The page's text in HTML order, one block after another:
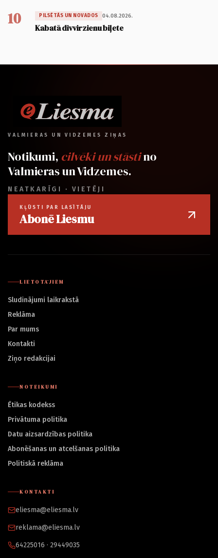
10 PILSĒTĀS UN NOVADOS 04.08.2026.
Kabatā divvirzienu biļete
VALMIERAS UN VIDZEMES ZIŅAS
Notikumi, cilvēki un stāstino
Valmieras un Vidzemes.
NEATKARĪGI · VIETĒJI
KĻŪSTI PAR LASĪTĀJU
Abonē Liesmu
LIETOTĀJIEM
Sludinājumi laikrakstā
Reklāma
Par mums
Kontakti
Ziņo redakcijai
NOTEIKUMI
Ētikas kodekss
Privātuma politika
Datu aizsardzības politika
Abonēšanas un atcelšanas politika
Politiskā reklāma
KONTAKTI
eliesma@eliesma.lv
reklama@eliesma.lv
64225016 · 29449035